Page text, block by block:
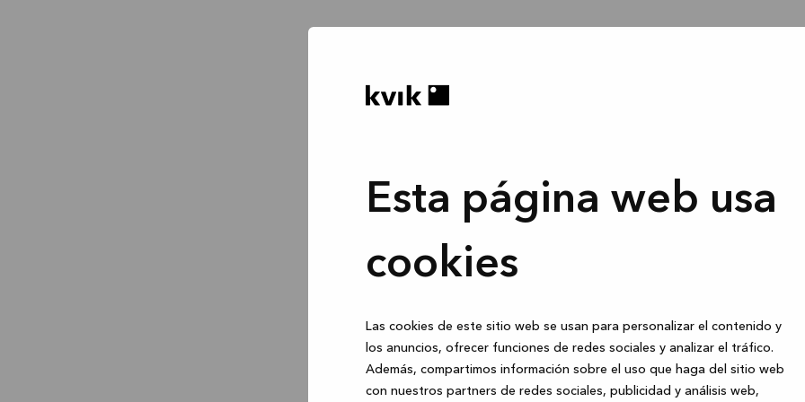
Esta página web usa
cookies
Las cookies de este sitio web se usan para personalizar el contenido y
los anuncios, ofrecer funciones de redes sociales y analizar el tráfico.
Además, compartimos información sobre el uso que haga del sitio web
con nuestros partners de redes sociales, publicidad y análisis web,